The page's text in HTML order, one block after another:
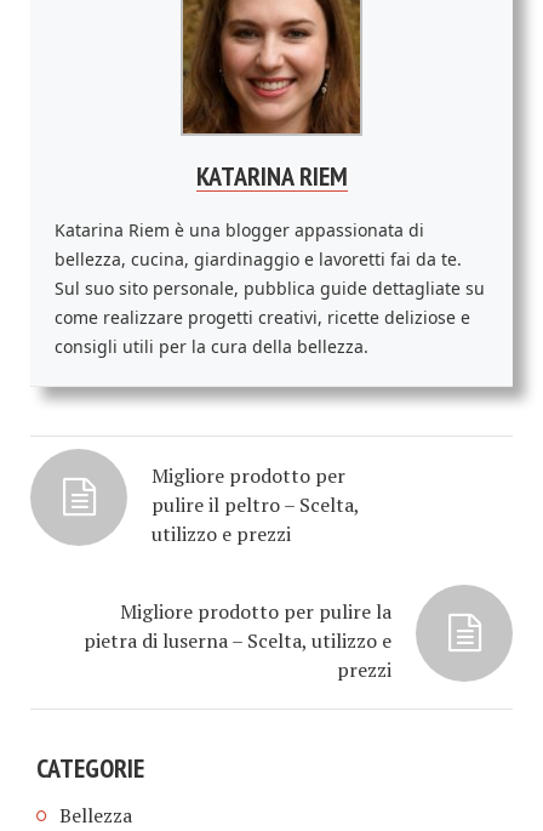
KATARINA RIEM
Katarina Riem è una blogger appassionata di
bellezza, cucina, giardinaggio e lavoretti fai da te.
Sul suo sito personale, pubblica guide dettagliate su
come realizzare progetti creativi, ricette deliziose e
consigli utili per la cura della bellezza.
Migliore prodotto per
pulire il peltro – Scelta,
utilizzo e prezzi
Migliore prodotto per pulire la
pietra di luserna – Scelta, utilizzo e
prezzi
CATEGORIE
Bellezza